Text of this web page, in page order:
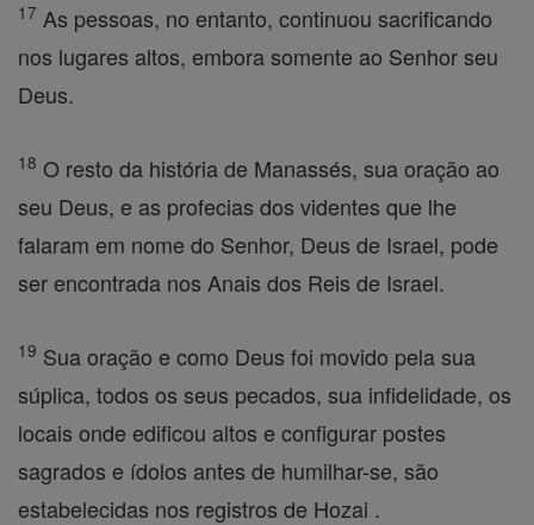
17 As pessoas, no entanto, continuou sacrificando
nos lugares altos, embora somente ao Senhor seu
Deus.
18 O resto da história de Manassés, sua oração ao
seu Deus, e as profecias dos videntes que lhe
falaram em nome do Senhor, Deus de Israel, pode
ser encontrada nos Anais dos Reis de Israel.
19 Sua oração e como Deus foi movido pela sua
súplica, todos os seus pecados, sua infidelidade, os
locais onde edificou altos e configurar postes
sagrados e ídolos antes de humilhar-se, são
estabelecidas nos registros de Hozai .